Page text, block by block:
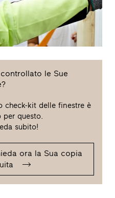
le Sue
check-kit delle finestre è
per questo.
subito!
ora la Sua copia